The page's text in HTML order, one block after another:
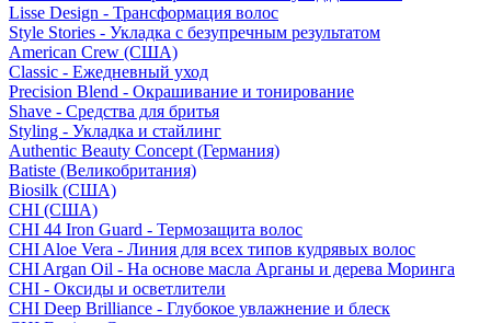
Lisse Design - Трансформация волос
Style Stories - Укладка с безупречным результатом
American Crew (США)
Classic - Ежедневный уход
Precision Blend - Окрашивание и тонирование
Shave - Средства для бритья
Styling - Укладка и стайлинг
Authentic Beauty Concept (Германия)
Batiste (Великобритания)
Biosilk (США)
CHI (США)
CHI 44 Iron Guard - Термозащита волос
CHI Aloe Vera - Линия для всех типов кудрявых волос
CHI Argan Oil - На основе масла Арганы и дерева Моринга
CHI - Оксиды и осветлители
CHI Deep Brilliance - Глубокое увлажнение и блеск